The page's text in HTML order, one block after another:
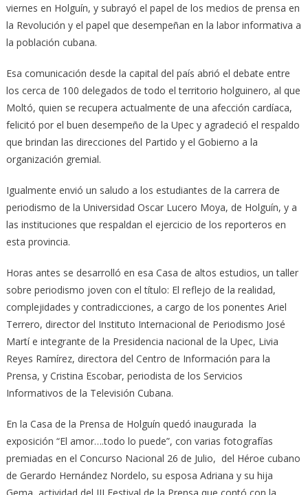
viernes en Holguín, y subrayó el papel de los medios de prensa en
la Revolución y el papel que desempeñan en la labor informativa a
la población cubana.
Esa comunicación desde la capital del país abrió el debate entre
los cerca de 100 delegados de todo el territorio holguinero, al que
Moltó, quien se recupera actualmente de una afección cardíaca,
felicitó por el buen desempeño de la Upec y agradeció el respaldo
que brindan las direcciones del Partido y el Gobierno a la
organización gremial.
Igualmente envió un saludo a los estudiantes de la carrera de
periodismo de la Universidad Oscar Lucero Moya, de Holguín, y a
las instituciones que respaldan el ejercicio de los reporteros en
esta provincia.
Horas antes se desarrolló en esa Casa de altos estudios, un taller
sobre periodismo joven con el título: El reflejo de la realidad,
complejidades y contradicciones, a cargo de los ponentes Ariel
Terrero, director del Instituto Internacional de Periodismo José
Martí e integrante de la Presidencia nacional de la Upec, Livia
Reyes Ramírez, directora del Centro de Información para la
Prensa, y Cristina Escobar, periodista de los Servicios
Informativos de la Televisión Cubana.
En la Casa de la Prensa de Holguín quedó inaugurada la
exposición “El amor….todo lo puede”, con varias fotografías
premiadas en el Concurso Nacional 26 de Julio, del Héroe cubano
de Gerardo Hernández Nordelo, su esposa Adriana y su hija